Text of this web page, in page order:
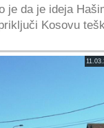
je da je ideja
Kosovu